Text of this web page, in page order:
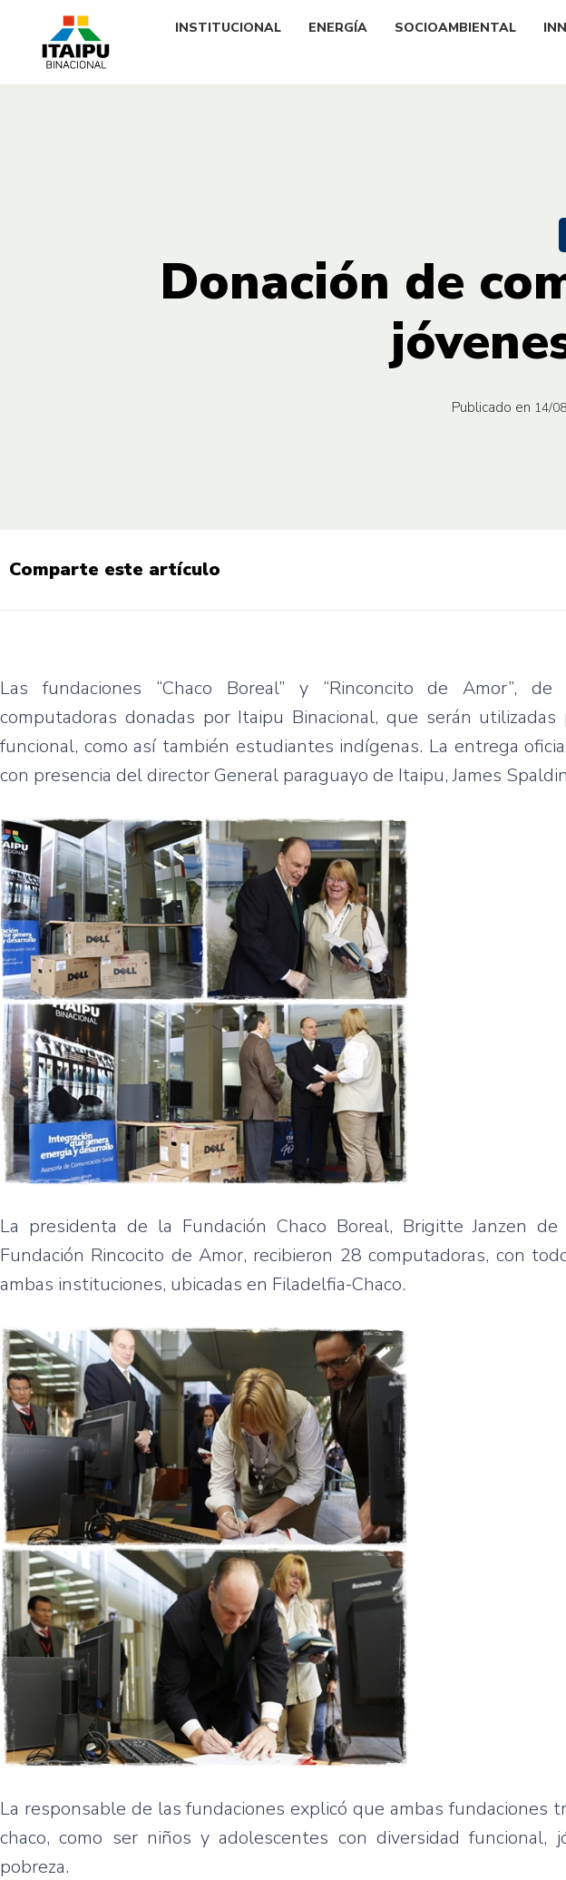
INSTITUCIONAL ENERGÍA SOCIOAMBIENTAL
Donación de
Publicado en 14/
Comparte este artículo
Las fundaciones “Chaco Boreal” y “Rinconcito de Amor”, de
computadoras donadas por Itaipu Binacional, que serán
funcional, como así también estudiantes indígenas. La entrega
con presencia del director General paraguayo de Itaipu, James
La presidenta de la Fundación Chaco Boreal, Brigitte Janzen
Fundación Rincocito de Amor, recibieron 28 computadoras, con
ambas instituciones, ubicadas en Filadelfia-Chaco.
La responsable de las fundaciones explicó que ambas fundaciones
chaco, como ser niños y adolescentes con diversidad funcional,
pobreza.